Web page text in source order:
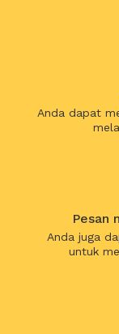
Anda dapat
Pesan
Anda juga
untuk